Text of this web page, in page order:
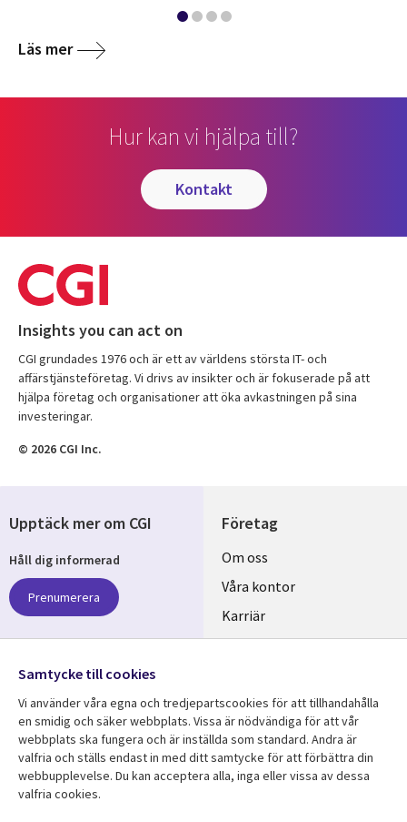
Läs mer
Hur kan vi hjälpa till?
kontakt
Insights you can act on
CGI grundades 1976 och är ett av världens största IT- och
affärstjänsteföretag. Vi drivs av insikter och är fokuserade på att
hjälpa företag och organisationer att öka avkastningen på sina
investeringar.
© 2026 CGI Inc.
Företag
Useful
links
SWEDEN
Om oss
Våra kontor
Karriär
Hållbarhet
Resurscenter
Upptäck mer om CGI
Håll dig informerad
Prenumerera
Följ oss
Social
Media
SWEDEN
Samtycke till cookies
Vi använder våra egna och tredjepartscookies för att tillhandahålla
en smidig och säker webbplats. Vissa är nödvändiga för att vår
webbplats ska fungera och är inställda som standard. Andra är
valfria och ställs endast in med ditt samtycke för att förbättra din
webbupplevelse. Du kan acceptera alla, inga eller vissa av dessa
valfria cookies.